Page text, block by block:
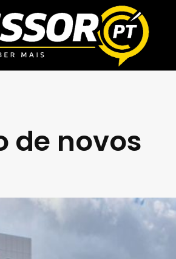
de novos